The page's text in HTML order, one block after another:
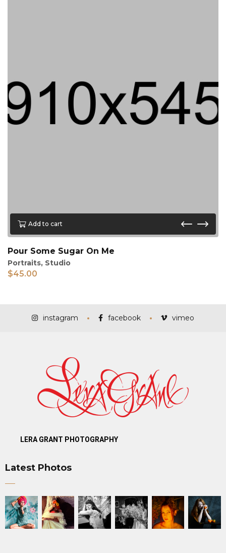
Add to cart
Pour Some Sugar On Me
Portraits, Studio
$45.00
instagram facebook vimeo
LERA GRANT PHOTOGRAPHY
Latest Photos